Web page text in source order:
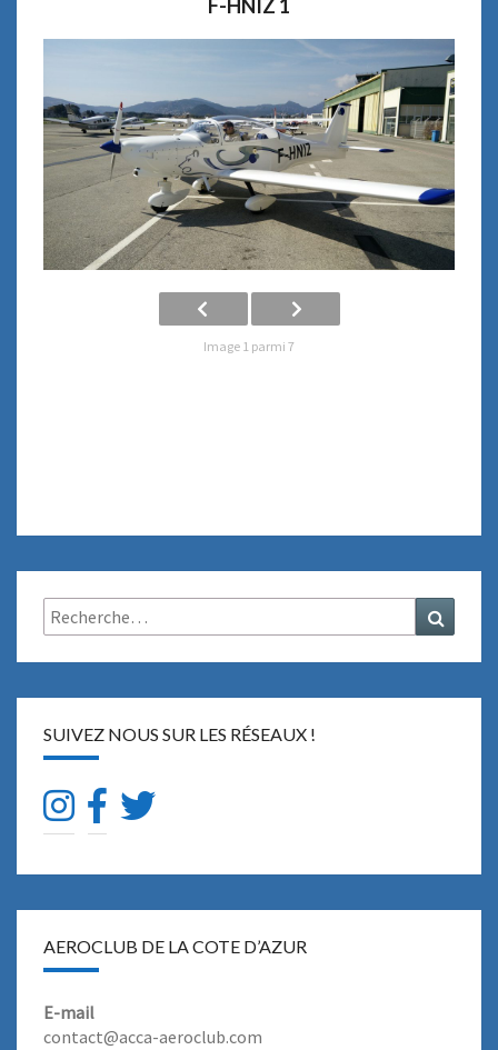
F-HNIZ 1
Image 1 parmi 7
Rechercher :
SUIVEZ NOUS SUR LES RÉSEAUX !
AEROCLUB DE LA COTE D’AZUR
E-mail
contact@acca-aeroclub.com